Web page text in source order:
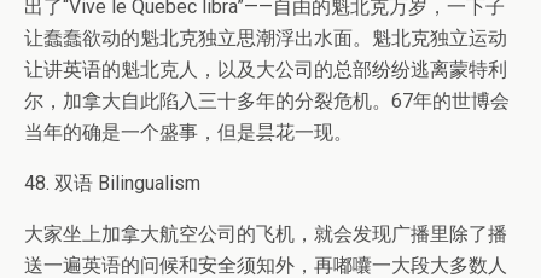
出了“Vive le Quebec libra”——自由的魁北克万岁，一下子
让蠢蠢欲动的魁北克独立思潮浮出水面。魁北克独立运动
让讲英语的魁北克人，以及大公司的总部纷纷逃离蒙特利
尔，加拿大自此陷入三十多年的分裂危机。67年的世博会
当年的确是一个盛事，但是昙花一现。
48. 双语 Bilingualism
大家坐上加拿大航空公司的飞机，就会发现广播里除了播
送一遍英语的问候和安全须知外，再嘟囔一大段大多数人